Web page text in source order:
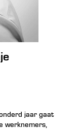
jaar gaat
werknemers,